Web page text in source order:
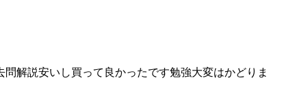
説安いし買って良かったです勉強大変はかどりま